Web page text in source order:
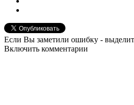
Если Вы заметили ошибку -
Включить комментарии